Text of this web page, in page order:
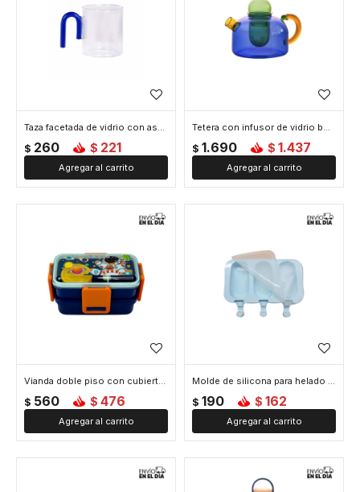
Taza facetada de vidrio con asa de color - 350ml - Azul
$ 260 $ 221
Tetera con infusor de vidrio borosilicato contraste de colores - 600ml - Azul
$ 1.690 $ 1.437
Vianda doble piso con cubiertos, division y tapa - Azul
$ 560 $ 476
Molde de silicona para helado - Azul
$ 190 $ 162